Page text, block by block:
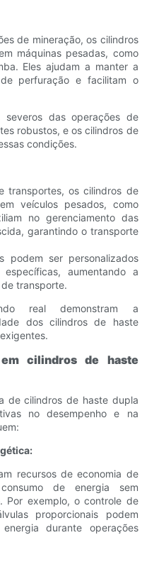
de mineração, os cilindros
máquinas pesadas, como
Eles ajudam a manter a
perfuração e facilitam o
severos das operações de
robustos, e os cilindros de
condições.
transportes, os cilindros de
veículos pesados, como
no gerenciamento das
garantindo o transporte
podem ser personalizados
aumentando a
transporte.
real demonstram a
dos cilindros de haste
cilindros de haste
de cilindros de haste dupla
no desempenho e na
recursos de economia de
de energia sem
Por exemplo, o controle de
proporcionais podem
durante operações